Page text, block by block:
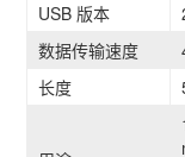
USB 版本
数据传输速度
长度